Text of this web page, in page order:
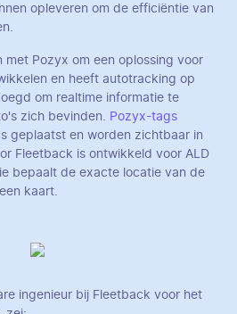
opleveren om de efficiëntie van
met Pozyx om een oplossing voor
en heeft autotracking op
om realtime informatie te
zich bevinden.
Pozyx-tags
geplaatst en worden zichtbaar in
Fleetback is ontwikkeld voor ALD
bepaalt de exacte locatie van de
kaart.
ingenieur bij Fleetback voor het